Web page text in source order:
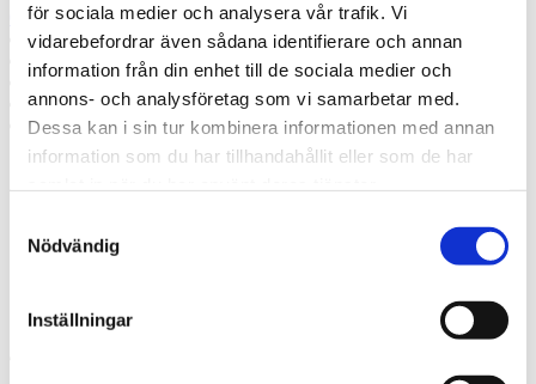
för sociala medier och analysera vår trafik. Vi
vidarebefordrar även sådana identifierare och annan
information från din enhet till de sociala medier och
annons- och analysföretag som vi samarbetar med.
Dessa kan i sin tur kombinera informationen med annan
information som du har tillhandahållit eller som de har
Nödvändig
Inställningar
0292 301 62
Prata med en expert
Begär offert
Kontakta mig
Boka hembesök
Ring oss
Prata med en expert
Boka hembesök